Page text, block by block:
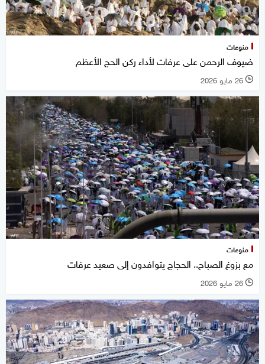
منوعات
ضيوف الرحمن على عرفات لأداء ركن الحج الأعظم
l 26 مايو 2026
منوعات
مع بزوغ الصباح.. الحجاج يتوافدون إلى صعيد عرفات
l 26 مايو 2026